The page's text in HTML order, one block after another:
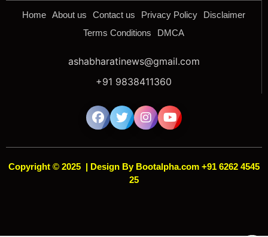
Home About us Contact us Privacy Policy
Disclaimer
Terms Conditions
DMCA
ashabharatinews@gmail.com
+91 9838411360
Copyright © 2025 | Design By Bootalpha.com +91 6262 4545
25